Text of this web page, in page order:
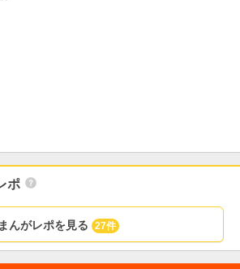
ポ
まんがレポを見る 27件